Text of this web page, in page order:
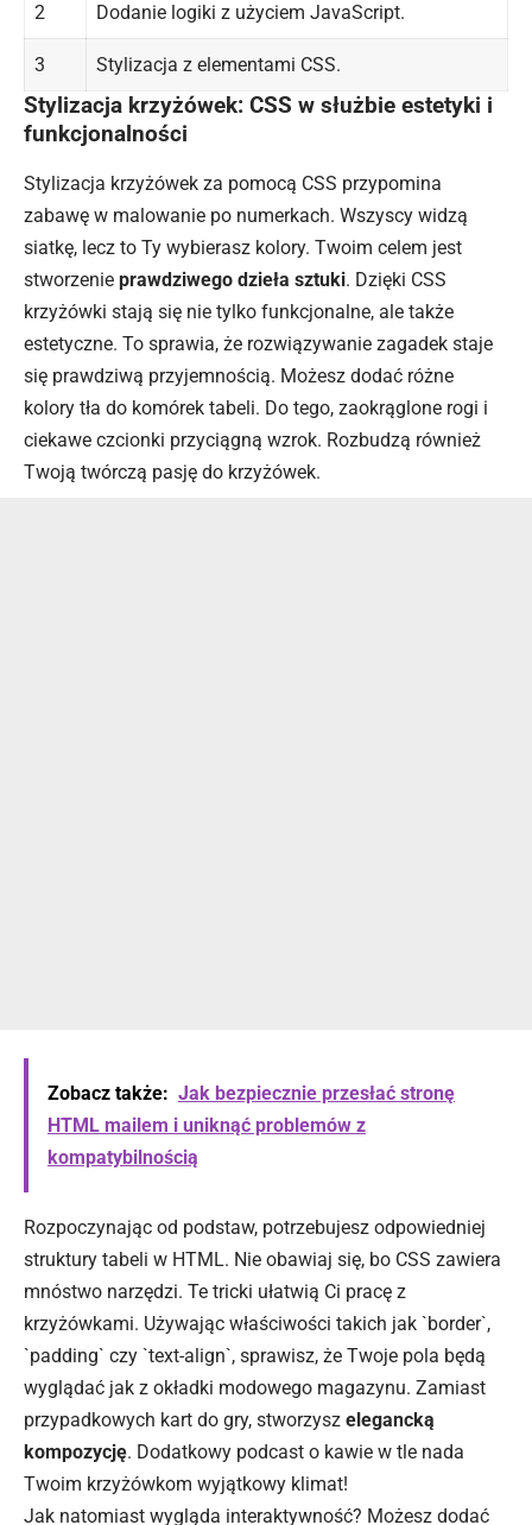
2 Dodanie logiki z użyciem JavaScript.
3 Stylizacja z elementami CSS.
Stylizacja krzyżówek: CSS w służbie estetyki i
funkcjonalności
Stylizacja krzyżówek za pomocą CSS przypomina
zabawę w malowanie po numerkach. Wszyscy widzą
siatkę, lecz to Ty wybierasz kolory. Twoim celem jest
stworzenie prawdziwego dzieła sztuki. Dzięki CSS
krzyżówki stają się nie tylko funkcjonalne, ale także
estetyczne. To sprawia, że rozwiązywanie zagadek staje
się prawdziwą przyjemnością. Możesz dodać różne
kolory tła do komórek tabeli. Do tego, zaokrąglone rogi i
ciekawe czcionki przyciągną wzrok. Rozbudzą również
Twoją twórczą pasję do krzyżówek.
Zobacz także: Jak bezpiecznie przesłać stronę
HTML mailem i uniknąć problemów z
kompatybilnością
Rozpoczynając od podstaw, potrzebujesz odpowiedniej
struktury tabeli w HTML. Nie obawiaj się, bo CSS zawiera
mnóstwo narzędzi. Te tricki ułatwią Ci pracę z
krzyżówkami. Używając właściwości takich jak `border`,
`padding` czy `text-align`, sprawisz, że Twoje pola będą
wyglądać jak z okładki modowego magazynu. Zamiast
przypadkowych kart do gry, stworzysz elegancką
kompozycję. Dodatkowy podcast o kawie w tle nada
Twoim krzyżówkom wyjątkowy klimat!
Jak natomiast wygląda interaktywność? Możesz dodać